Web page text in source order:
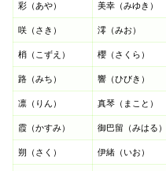
彩（あや） 美幸（みゆき）
咲（さき） 澪（みお）
梢（こずえ） 櫻（さくら）
路（みち） 響（ひびき）
凛（りん） 真琴（まこと）
霞（かすみ） 御巴留（みはる）
朔（さく） 伊緒（いお）